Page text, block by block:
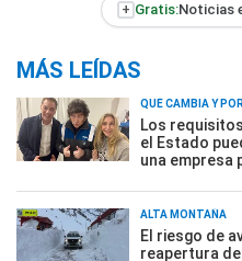
+ Gratis:Noticias
MÁS LEÍDAS
QUÉ CAMBIA Y
Los
el Estado
una empresa
ALTA MONTAÑA
El riesgo de
reapertura